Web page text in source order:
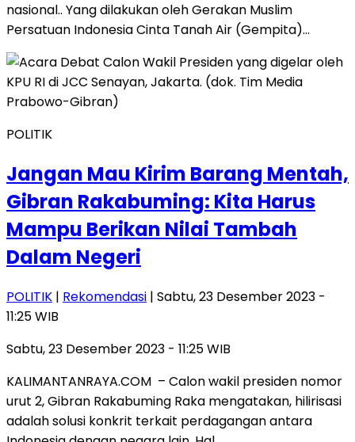
nasional.. Yang dilakukan oleh Gerakan Muslim
Persatuan Indonesia Cinta Tanah Air (Gempita)…
POLITIK
Jangan Mau Kirim Barang Mentah,
Gibran Rakabuming: Kita Harus
Mampu Berikan Nilai Tambah
Dalam Negeri
POLITIK | Rekomendasi | Sabtu, 23 Desember 2023 -
11:25 WIB
Sabtu, 23 Desember 2023 - 11:25 WIB
KALIMANTANRAYA.COM – Calon wakil presiden nomor
urut 2, Gibran Rakabuming Raka mengatakan, hilirisasi
adalah solusi konkrit terkait perdagangan antara